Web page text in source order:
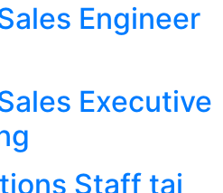
Engineer
Executive
Staff tại